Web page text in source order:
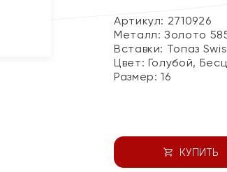
Артикул: 2710926
Металл:Золото
Вставки: Топаз
Цвет: Голубой,
Размер:16
КУПИТЬ